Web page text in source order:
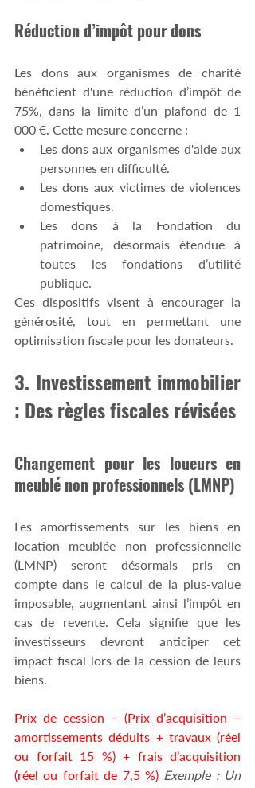
Réduction d’impôt pour dons
Les dons aux organismes de charité
bénéficient d'une réduction d’impôt de
75%, dans la limite d’un plafond de 1
000 €. Cette mesure concerne :
Les dons aux organismes d'aide aux
personnes en difficulté.
Les dons aux victimes de violences
domestiques.
Les dons à la Fondation du
patrimoine, désormais étendue à
toutes les fondations d’utilité
publique.
Ces dispositifs visent à encourager la
générosité, tout en permettant une
optimisation fiscale pour les donateurs.
3. Investissement immobilier
: Des règles fiscales révisées
Changement pour les loueurs en
meublé non professionnels (LMNP)
Les amortissements sur les biens en
location meublée non professionnelle
(LMNP) seront désormais pris en
compte dans le calcul de la plus-value
imposable, augmentant ainsi l’impôt en
cas de revente. Cela signifie que les
investisseurs devront anticiper cet
impact fiscal lors de la cession de leurs
biens.
Prix de cession – (Prix d’acquisition –
amortissements déduits + travaux (réel
ou forfait 15 %) + frais d’acquisition
(réel ou forfait de 7,5 %) Exemple : Un